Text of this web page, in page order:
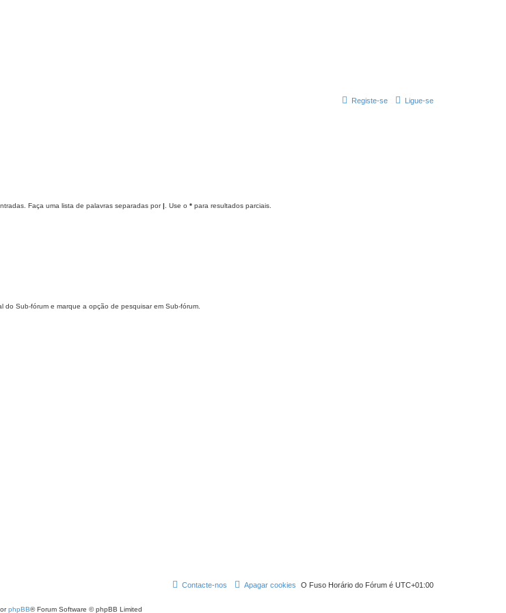
Ligue-se
Registe-se
Faça uma lista de palavras separadas por| . Use o * para resultados parciais.
Sub-fórum e marque a opção de pesquisar em Sub-fórum.
O Fuso Horário do Fórum é UTC+01:00
Apagar cookies
Contacte-nos
phpBB® Forum Software © phpBB Limited